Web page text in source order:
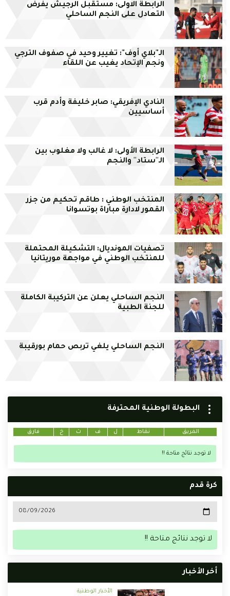
الرابطة الاولى: مستقبل الرجيش يفرض
التعادل على النجم الساحلي
الـ"بلاي أوف": تغيير وحيد في صفوف الترجي
ونجم الإتحاد يغيب عن اللقاء
النادي الإفريقي: صابر خليفة وأدم قرب
أساسيين
الرابطة الأولى: لا غالب ولا مغلوب بين
الـ''ستاد'' والنجم
المنتخب الوطني : طاقم تحكيم من جزر
القمور لادارة مباراة بوتسوانا
تصفيات المونديال: التشكيلة المحتملة
للمنتخب الوطني في مواجهة موريتانيا
النجم الساحلي يعلن عن التركيبة الكاملة
للجنة الطبية
النجم الساحلي يلغي تربص حمام بورقيبة
البطولة الوطنية المحترفة
الفريق نقاط ل ف ت خ فارق
لا توجد نتائج متاحة !!
كرة قدم
لا توجد نتائج متاحة !!
أخر الأخبار
الأخبار الوطنية